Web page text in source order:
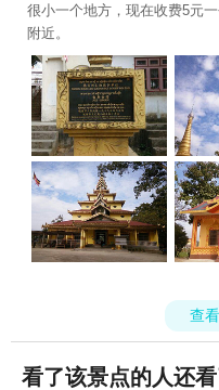
很小一个地方，现在收费5元
附近。
查
看了该景点的人还